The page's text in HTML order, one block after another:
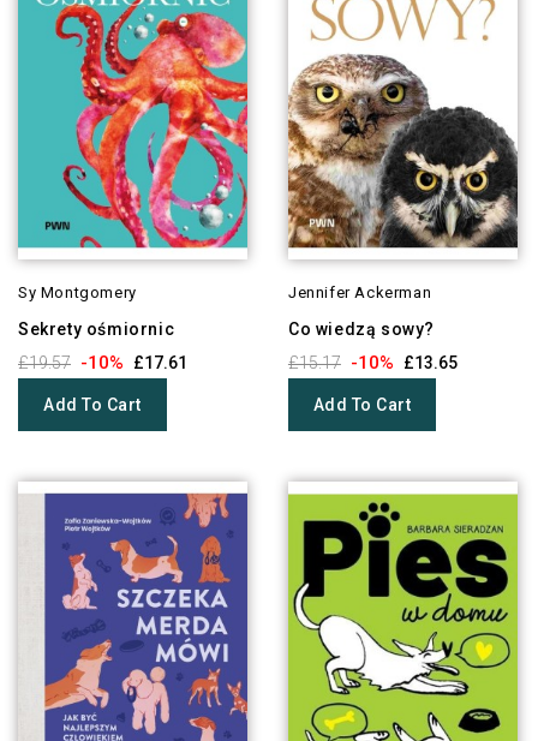
Sy Montgomery
Sekrety ośmiornic
£19.57 -10% £17.61
Add To Cart
Jennifer Ackerman
Co wiedzą sowy?
£15.17 -10% £13.65
Add To Cart